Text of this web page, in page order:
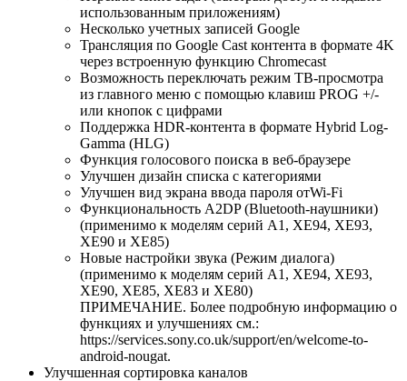
использованным приложениям)
Несколько учетных записей Google
Трансляция по Google Cast контента в формате 4K
через встроенную функцию Chromecast
Возможность переключать режим ТВ-просмотра
из главного меню с помощью клавиш PROG +/-
или кнопок с цифрами
Поддержка HDR-контента в формате Hybrid Log-
Gamma (HLG)
Функция голосового поиска в веб-браузере
Улучшен дизайн списка с категориями
Улучшен вид экрана ввода пароля отWi-Fi
Функциональность A2DP (Bluetooth-наушники)
(применимо к моделям серий A1, XE94, XE93,
XE90 и XE85)
Новые настройки звука (Режим диалога)
(применимо к моделям серий A1, XE94, XE93,
XE90, XE85, XE83 и XE80)
ПРИМЕЧАНИЕ. Более подробную информацию о
функциях и улучшениях см.:
https://services.sony.co.uk/support/en/welcome-to-
android-nougat.
Улучшенная сортировка каналов